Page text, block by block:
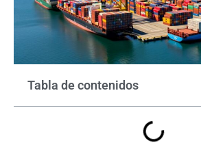
Tabla de contenidos